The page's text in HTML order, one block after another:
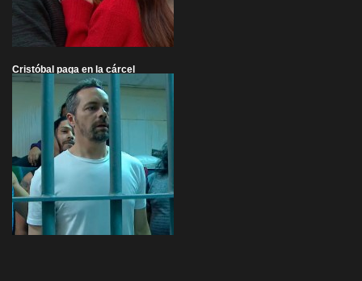
Cristóbal paga en la cárcel